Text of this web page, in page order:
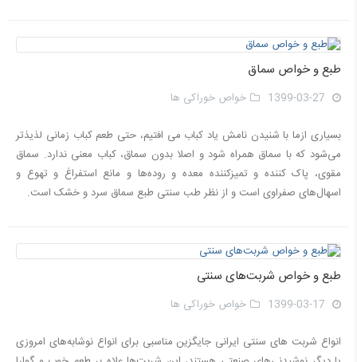
طبع و خواص سماق
خواص خوراکی ها
بسیاری ازما با شنیدن نامش یاد كباب می افتیم، حتی طعم كباب زمانی لذیذتر
می‌شود كه با سماق همراه شود و اصلا بدون سماق، كباب معنی ندارد. سماق
مقوی، پاک کننده و تمیزکننده معده و روده‌ها و مانع استفراغ و تهوع و
اسهال‌های صفراوی است و از نظر طب سنتی طبع سماق سرد و خشک است.
طبع و خواص شربت‌های سنتی
خواص خوراکی ها
انواع شربت های سنتی ایرانی جایگزین مناسبی برای انواع نوشابه‌های امروزی